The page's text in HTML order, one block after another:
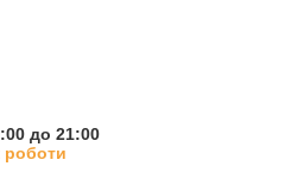
до 21:00
роботи